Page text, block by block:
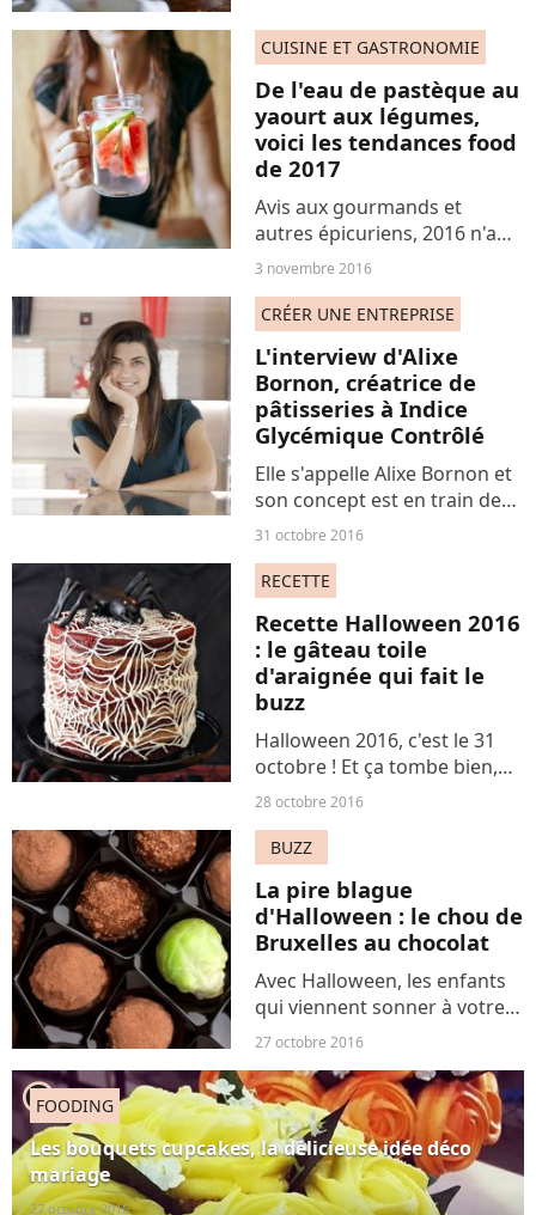
elle n'en reste pas moins
délicieuse....
CUISINE ET GASTRONOMIE
De l'eau de pastèque au
yaourt aux légumes,
voici les tendances food
de 2017
Avis aux gourmands et
autres épicuriens, 2016 n'a
pas encore refermée ses
tendances food de l'année
prochaine font parler d'elles.
Alors, que va-t-on trouver
dans...
3 novembre 2016
CRÉER UNE ENTREPRISE
L'interview d'Alixe
Bornon, créatrice de
pâtisseries à Indice
Glycémique Contrôlé
Elle s'appelle Alixe Bornon et
son concept est en train de
révolutionner le monde de la
Des créations gourmandes à
indice glycémique contrôlé
étonnantes....
31 octobre 2016
RECETTE
Recette Halloween 2016
: le gâteau toile
d'araignée qui fait le
buzz
Halloween 2016, c'est le 31
octobre ! Et ça tombe bien,
c'est l'occasion de préparer
terrifiantes que gourmandes.
Comme d'habitude, les
réseaux sociaux ne
manquent...
28 octobre 2016
BUZZ
La pire blague
d'Halloween : le chou de
Bruxelles au chocolat
Avec Halloween, les enfants
qui viennent sonner à votre
porte demandant des
un plaisir de les servir avec
des sucreries en tout genre,
d'autres ont choisi...
27 octobre 2016
player2
FOODING
Les bouquets cupcakes, la délicieuse idée déco
mariage
27 octobre 2016